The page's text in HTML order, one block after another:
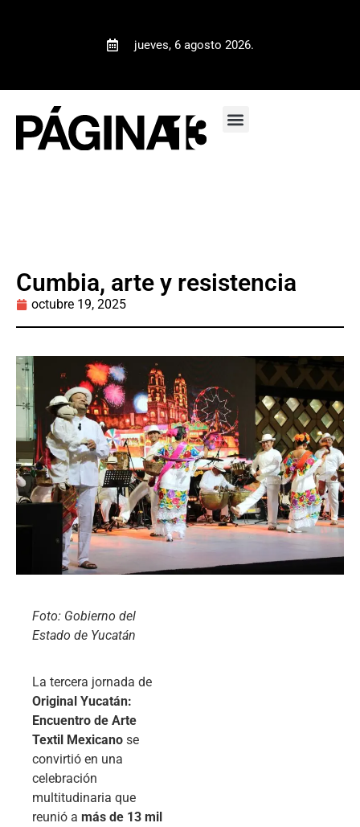
jueves, 6 agosto 2026.
Cumbia, arte y resistencia
octubre 19, 2025
Foto: Gobierno del
Estado de Yucatán
La tercera jornada de
Original Yucatán:
Encuentro de Arte
Textil Mexicano se
convirtió en una
celebración
multitudinaria que
reunió a más de 13 mil